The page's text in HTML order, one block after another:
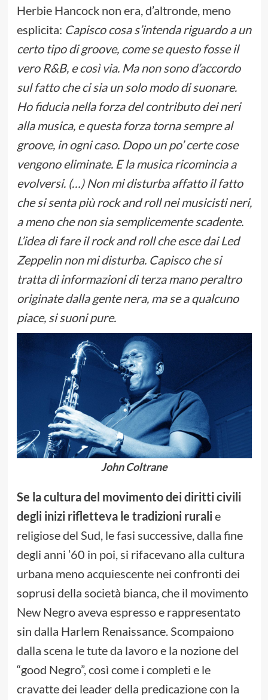
Herbie Hancock non era, d’altronde, meno
esplicita: Capisco cosa s’intenda riguardo a un
certo tipo di groove, come se questo fosse il
vero R&B, e così via. Ma non sono d’accordo
sul fatto che ci sia un solo modo di suonare.
Ho fiducia nella forza del contributo dei neri
alla musica, e questa forza torna sempre al
groove, in ogni caso. Dopo un po’ certe cose
vengono eliminate. E la musica ricomincia a
evolversi. (…) Non mi disturba affatto il fatto
che si senta più rock and roll nei musicisti neri,
a meno che non sia semplicemente scadente.
L’idea di fare il rock and roll che esce dai Led
Zeppelin non mi disturba. Capisco che si
tratta di informazioni di terza mano peraltro
originate dalla gente nera, ma se a qualcuno
piace, si suoni pure.
John Coltrane
Se la cultura del movimento dei diritti civili
degli inizi rifletteva le tradizioni ruralie
religiose del Sud, le fasi successive, dalla fine
degli anni ’60 in poi, si rifacevano alla cultura
urbana meno acquiescente nei confronti dei
soprusi della società bianca, che il movimento
New Negro aveva espresso e rappresentato
sin dalla Harlem Renaissance. Scompaiono
dalla scena le tute da lavoro e la nozione del
“good Negro”, così come i completi e le
cravatte dei leader della predicazione con la